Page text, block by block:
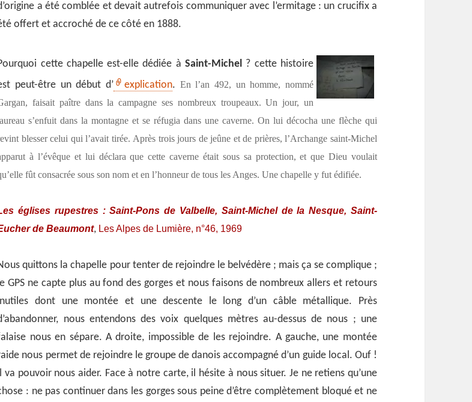
a été comblée et devait autrefois communiquer avec l’ermitage : un crucifix a
offert et accroché de ce côté en 1888.
cette chapelle est-elle dédiée àSaint-Michel ? cette histoire
peut-être un début d’
explication. En l’an 492, un homme, nommé
faisait paître dans la campagne ses nombreux troupeaux. Un jour, un
s’enfuit dans la montagne et se réfugia dans une caverne. On lui décocha une flèche qui
blesser celui qui l’avait tirée. Après trois jours de jeûne et de prières, l’Archange saint-Michel
à l’évêque et lui déclara que cette caverne était sous sa protection, et que Dieu voulait
fût consacrée sous son nom et en l’honneur de tous les Anges. Une chapelle y fut édifiée.
églises rupestres : Saint-Pons de Valbelle, Saint-Michel de la Nesque, Saint-
de Beaumont, Les Alpes de Lumière, n°46, 1969
quittons la chapelle pour tenter de rejoindre le belvédère ; mais ça se complique ;
GPS ne capte plus au fond des gorges et nous faisons de nombreux allers et retours
dont une montée et une descente le long d’un câble métallique. Près
nous entendons des voix quelques mètres au-dessus de nous ; une
nous en sépare. A droite, impossible de les rejoindre. A gauche, une montée
nous permet de rejoindre le groupe de danois accompagné d’un guide local. Ouf !
va pouvoir nous aider. Face à notre carte, il hésite à nous situer. Je ne retiens qu’une
: ne pas continuer dans les gorges sous peine d’être complètement bloqué et ne